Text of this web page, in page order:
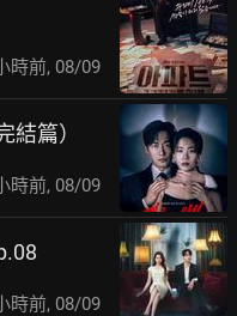
時前, 08/09
結篇）
時前, 08/09
時前, 08/09